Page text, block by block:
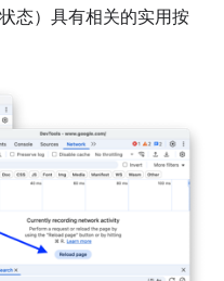
态）具有相关的实用按